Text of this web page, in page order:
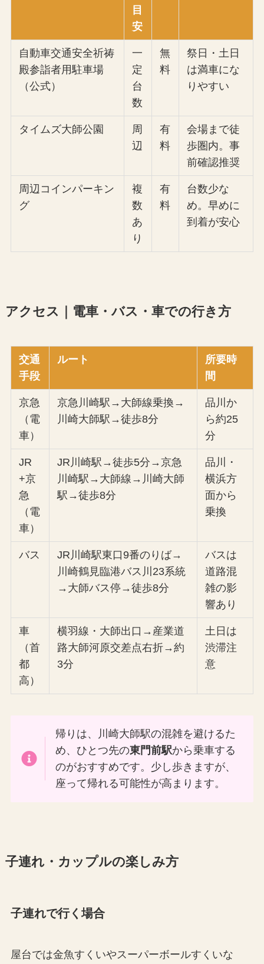
目
安
自動車交通安全祈祷
殿参詣者用駐車場
（公式）
一
定
台
数
無
料
祭日・土日
は満車にな
りやすい
タイムズ大師公園
周
辺
有
料
会場まで徒
歩圏内。事
前確認推奨
周辺コインパーキン
グ
複
数
あ
り
有
料
台数少な
め。早めに
到着が安心
アクセス｜電車・バス・車での行き方
交通
手段
ルート
所要時
間
京急
（電
車）
京急川崎駅→大師線乗換→
川崎大師駅→徒歩8分
品川か
ら約25
分
JR
+京
急
（電
車）
JR川崎駅→徒歩5分→京急
川崎駅→大師線→川崎大師
駅→徒歩8分
品川・
横浜方
面から
乗換
バス
JR川崎駅東口9番のりば→
川崎鶴見臨港バス川23系統
→大師バス停→徒歩8分
バスは
道路混
雑の影
響あり
車
（首
都
高）
横羽線・大師出口→産業道
路大師河原交差点右折→約
3分
土日は
渋滞注
意
帰りは、川崎大師駅の混雑を避けるた
め、ひとつ先の東門前駅から乗車する
のがおすすめです。少し歩きますが、
座って帰れる可能性が高まります。
子連れ・カップルの楽しみ方
子連れで行く場合
屋台では金魚すくいやスーパーボールすくいな